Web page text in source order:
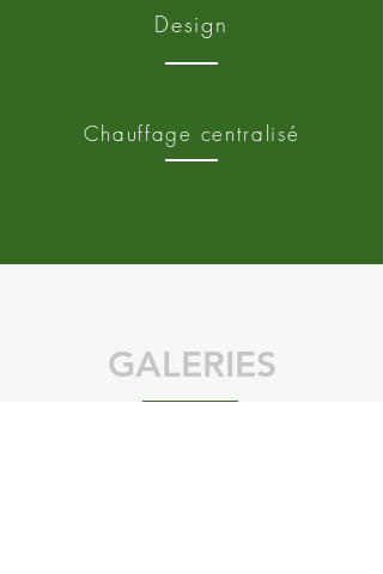
Design
Chauffage centralisé
GALERIES